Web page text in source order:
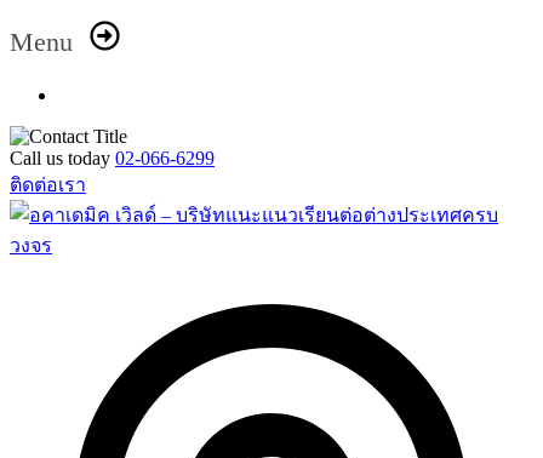
Menu
Call us today 02-066-6299
ติดต่อเรา